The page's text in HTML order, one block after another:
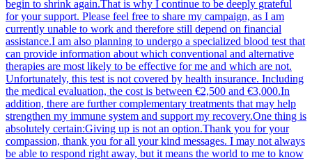
begin to shrink again.That is why I continue to be deeply grateful
for your support. Please feel free to share my campaign, as I am
currently unable to work and therefore still depend on financial
assistance.I am also planning to undergo a specialized blood test that
can provide information about which conventional and alternative
therapies are most likely to be effective for me and which are not.
Unfortunately, this test is not covered by health insurance. Including
the medical evaluation, the cost is between €2,500 and €3,000.In
addition, there are further complementary treatments that may help
strengthen my immune system and support my recovery.One thing is
absolutely certain:Giving up is not an option.Thank you for your
compassion, thank you for all your kind messages. I may not always
be able to respond right away, but it means the world to me to know